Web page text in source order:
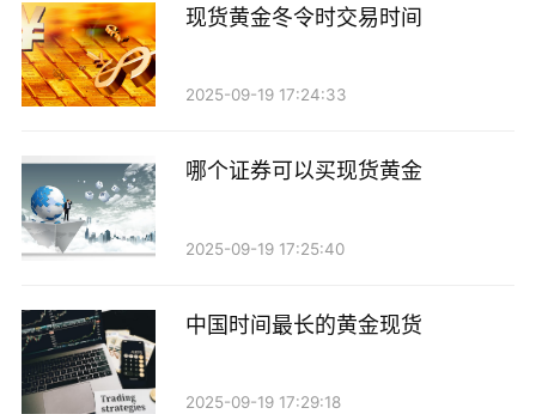
者还应避免过度杠杆交易，确保自己在任何情况下都能
承受潜在的损失。
交易心理对投资者的决策有着深远的影响。在交易
过程中，贪婪和恐惧是最常见的情绪。投资者在面临盈
会；而在亏损时，恐惧又可能导致过早止损，错失反弹
的机会。因此，保持冷静、理性的心态，遵循既定的交
易计划，是成功的关键。
现货黄金冬令时交易时间
2025-09-19 17:24:33
哪个证券可以买现货黄金
2025-09-19 17:25:40
中国时间最长的黄金现货
2025-09-19 17:29:18